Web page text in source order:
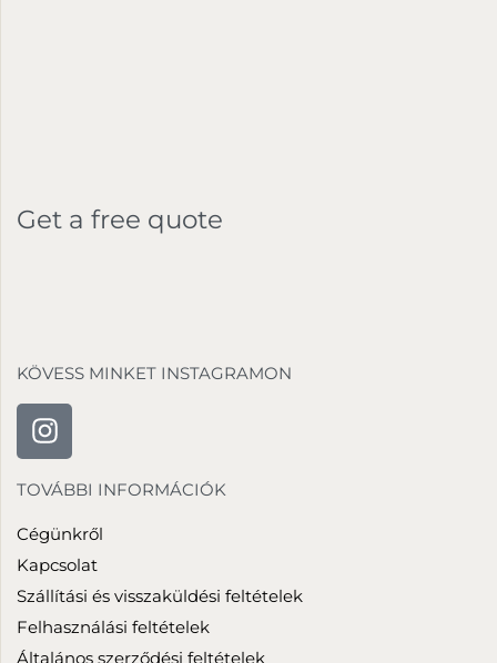
Get a free quote
KÖVESS MINKET INSTAGRAMON
TOVÁBBI INFORMÁCIÓK
Cégünkről
Kapcsolat
Szállítási és visszaküldési feltételek
Felhasználási feltételek
Általános szerződési feltételek